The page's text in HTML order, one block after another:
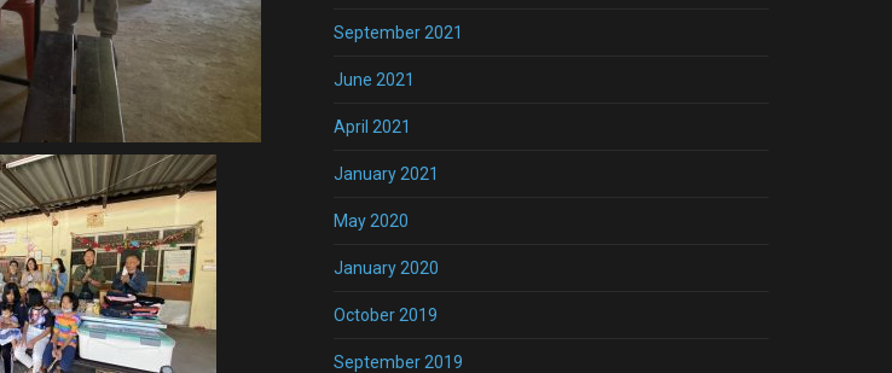
September 2021
June 2021
April 2021
January 2021
May 2020
January 2020
October 2019
September 2019